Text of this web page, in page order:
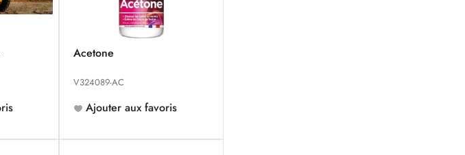
Acetone
V324089-AC
Ajouter aux favoris